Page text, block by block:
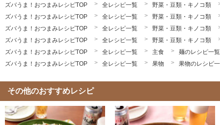
ズバうま！おつまみレシピTOP 全レシピ一覧
野菜・豆類・キノコ類
ズバうま！おつまみレシピTOP
全レシピ一覧
野菜・豆類・キノコ類
ズバうま！おつまみレシピTOP
全レシピ一覧
野菜・豆類・キノコ類
ズバうま！おつまみレシピTOP
全レシピ一覧
野菜・豆類・キノコ類
ズバうま！おつまみレシピTOP
全レシピ一覧 主食
麺のレシピ一覧
ズバうま！おつまみレシピTOP
全レシピ一覧 果物 果物のレシピ
その他のおすすめレシピ